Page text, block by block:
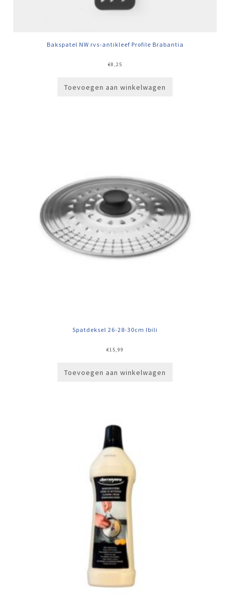
Bakspatel NW rvs-antikleef Profile Brabantia
€8,25
Toevoegen aan winkelwagen
Spatdeksel 26-28-30cm Ibili
€15,99
Toevoegen aan winkelwagen